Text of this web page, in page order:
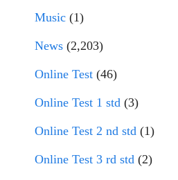
Music (1)
News (2,203)
Online Test (46)
Online Test 1 std (3)
Online Test 2 nd std (1)
Online Test 3 rd std (2)